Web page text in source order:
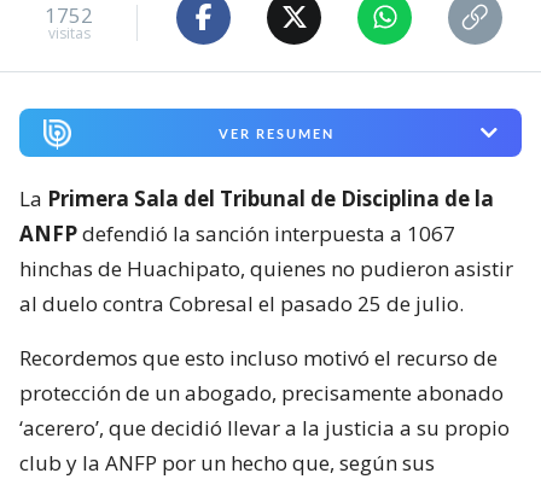
1752
visitas
VER RESUMEN
La Primera Sala del Tribunal de Disciplina de la
ANFPdefendió la sanción interpuesta a 1067
hinchas de Huachipato, quienes no pudieron asistir
al duelo contra Cobresal el pasado 25 de julio.
Recordemos que esto incluso motivó el recurso de
protección de un abogado, precisamente abonado
‘acerero’, que decidió llevar a la justicia a su propio
club y la ANFP por un hecho que, según sus